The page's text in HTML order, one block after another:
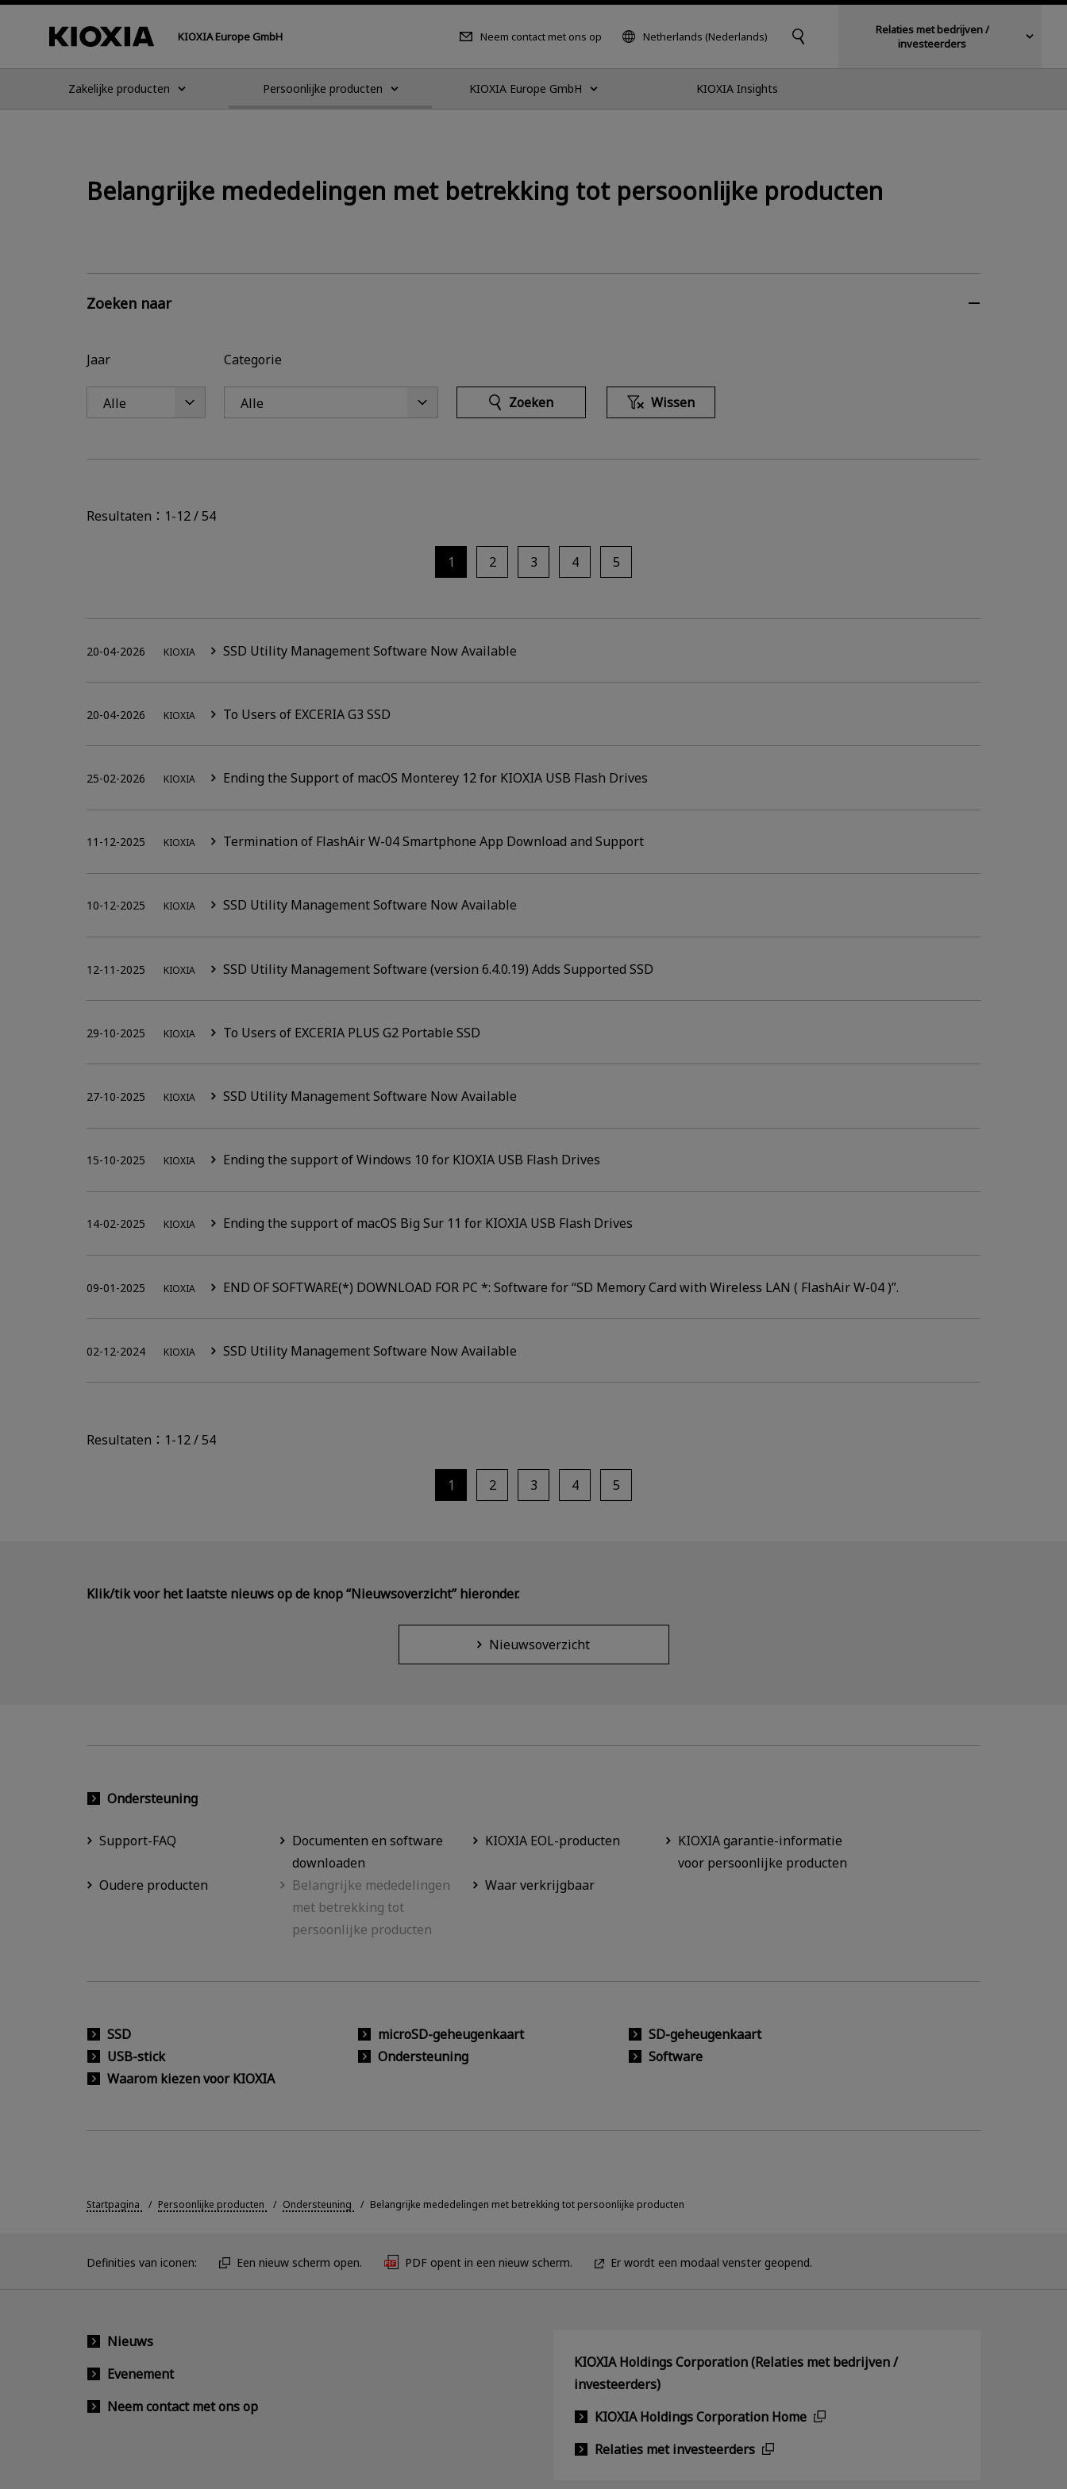
KIOXIA Europe GmbH Neem contact met ons op Netherlands (Nederlands)
Relaties met bedrijven /
investeerders
Zakelijke producten Persoonlijke producten KIOXIA Europe GmbH KIOXIA Insights
Belangrijke mededelingen met betrekking tot persoonlijke producten
Zoeken naar
Jaar Categorie
Zoeken Wissen
Resultaten：1-12 / 54
1 2 3 4 5
SSD Utility Management Software Now Available
20-04-2026 KIOXIA
To Users of EXCERIA G3 SSD
20-04-2026 KIOXIA
Ending the Support of macOS Monterey 12 for KIOXIA USB Flash Drives
25-02-2026 KIOXIA
Termination of FlashAir W-04 Smartphone App Download and Support
11-12-2025 KIOXIA
SSD Utility Management Software Now Available
10-12-2025 KIOXIA
SSD Utility Management Software (version 6.4.0.19) Adds Supported SSD
12-11-2025 KIOXIA
To Users of EXCERIA PLUS G2 Portable SSD
29-10-2025 KIOXIA
SSD Utility Management Software Now Available
27-10-2025 KIOXIA
Ending the support of Windows 10 for KIOXIA USB Flash Drives
15-10-2025 KIOXIA
Ending the support of macOS Big Sur 11 for KIOXIA USB Flash Drives
14-02-2025 KIOXIA
END OF SOFTWARE(*) DOWNLOAD FOR PC *: Software for “SD Memory Card with Wireless LAN ( FlashAir W-04 )”.
09-01-2025 KIOXIA
SSD Utility Management Software Now Available
02-12-2024 KIOXIA
Resultaten：1-12 / 54
1 2 3 4 5
Klik/tik voor het laatste nieuws op de knop “Nieuwsoverzicht” hieronder.
Nieuwsoverzicht
Ondersteuning
Support-FAQ
Documenten en software
downloaden
KIOXIA EOL-producten
KIOXIA garantie-informatie
voor persoonlijke producten
Oudere producten
Belangrijke mededelingen
met betrekking tot
persoonlijke producten
Waar verkrijgbaar
SSD microSD-geheugenkaart
SD-geheugenkaart
USB-stick
Ondersteuning
Software
Waarom kiezen voor KIOXIA
Startpagina Persoonlijke producten Ondersteuning Belangrijke mededelingen met betrekking tot persoonlijke producten
Definities van iconen: Een nieuw scherm open. PDF opent in een nieuw scherm. Er wordt een modaal venster geopend.
Nieuws
Evenement
Neem contact met ons op
KIOXIA Holdings Corporation (Relaties met bedrijven /
investeerders)
KIOXIA Holdings Corporation Home
Relaties met investeerders